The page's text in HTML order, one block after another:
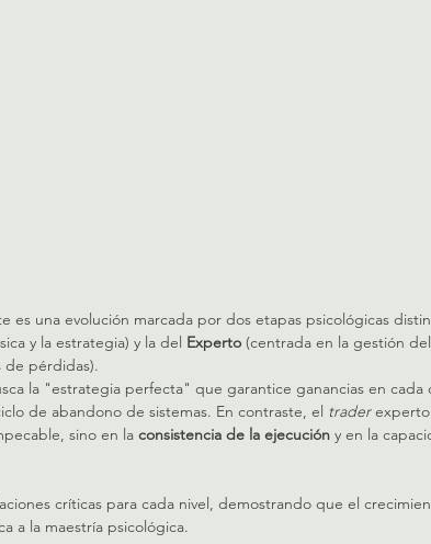
es una evolución marcada por dos etapas psicológicas
y la estrategia) y la del Experto (centrada en la gestión
de pérdidas).
la "estrategia perfecta" que garantice ganancias en cada
de abandono de sistemas. En contraste, el trader experto
sino en la consistencia de la ejecución y en la
críticas para cada nivel, demostrando que el
a la maestría psicológica.